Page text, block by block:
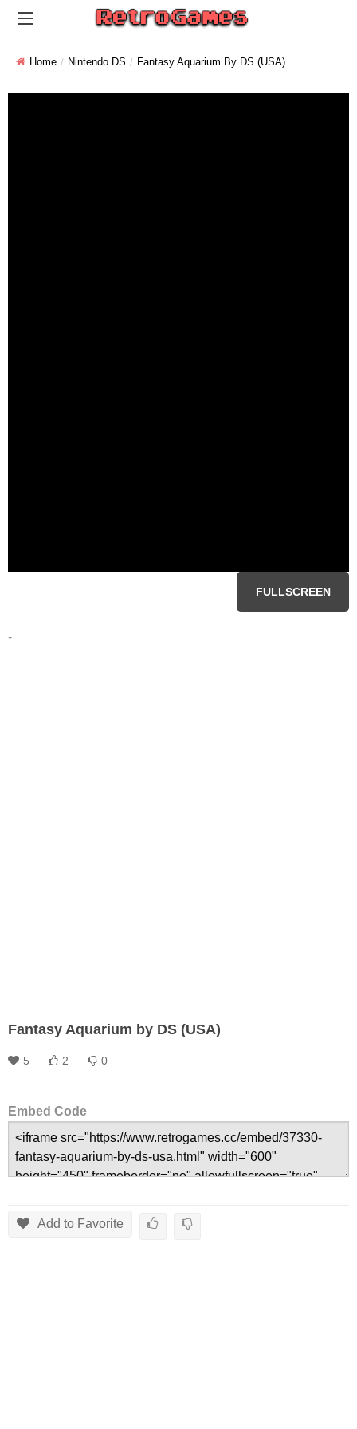
Home Nintendo DS Fantasy Aquarium By DS (USA)
FULLSCREEN
-
Fantasy Aquarium by DS (USA)
5 2 0
Embed Code
Add to Favorite